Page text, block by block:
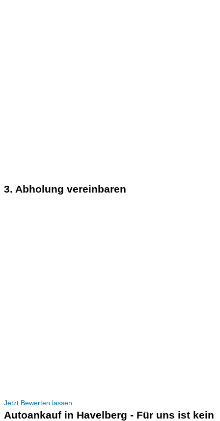
3. Abholung vereinbaren
Jetzt Bewerten lassen
Autoankauf in Havelberg - Für uns ist kein